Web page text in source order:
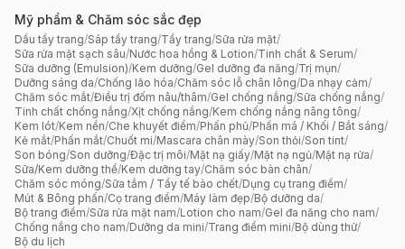
Mỹ phẩm & Chăm sóc sắc đẹp
Dầu tẩy trang/Sáp tẩy trang/Tẩy trang/Sữa rửa mặt/
Sữa rửa mặt sạch sâu/Nước hoa hồng & Lotion/Tinh chất & Serum/
Sữa dưỡng (Emulsion)/Kem dưỡng/Gel dưỡng đa năng/Trị mụn/
Dưỡng sáng da/Chống lão hóa/Chăm sóc lỗ chân lông/Da nhạy cảm/
Chăm sóc mắt/Điều trị đốm nâu/thâm/Gel chống nắng/Sữa chống nắng/
Tinh chất chống nắng/Xịt chống nắng/Kem chống nắng nâng tông/
Kem lót/Kem nền/Che khuyết điểm/Phấn phủ/Phấn má / Khối / Bắt sáng/
Kẻ mắt/Phấn mắt/Chuốt mi/Mascara chân mày/Son thỏi/Son tint/
Son bóng/Son dưỡng/Đặc trị môi/Mặt nạ giấy/Mặt nạ ngủ/Mặt nạ rửa/
Sữa/Kem dưỡng thể/Kem dưỡng tay/Chăm sóc bàn chân/
Chăm sóc móng/Sữa tắm / Tẩy tế bào chết/Dụng cụ trang điểm/
Mút & Bông phấn/Cọ trang điểm/Máy làm đẹp/Bộ dưỡng da/
Bộ trang điểm/Sữa rửa mặt nam/Lotion cho nam/Gel đa năng cho nam/
Chống nắng cho nam/Dưỡng da mini/Trang điểm mini/Bộ dùng thử/
Bộ du lịch